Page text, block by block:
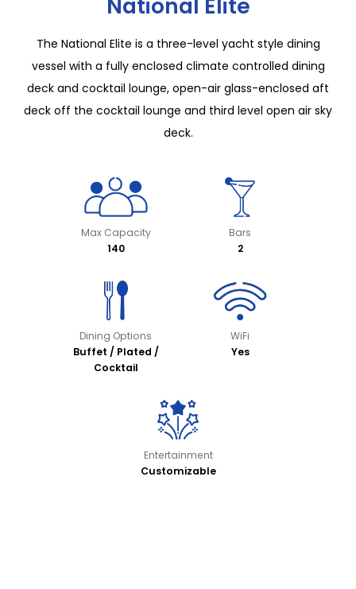
National Elite
The National Elite is a three-level yacht style dining
vessel with a fully enclosed climate controlled dining
deck and cocktail lounge, open-air glass-enclosed aft
deck off the cocktail lounge and third level open air sky
deck.
Max Capacity
140
Bars
2
Dining Options
Buffet / Plated /
Cocktail
WiFi
Yes
Entertainment
Customizable